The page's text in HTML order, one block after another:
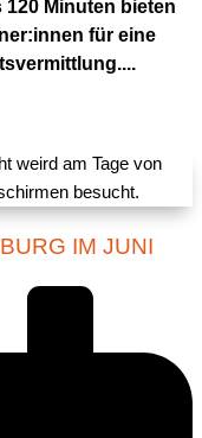
120 Minuten bieten
für eine
IM JUNI